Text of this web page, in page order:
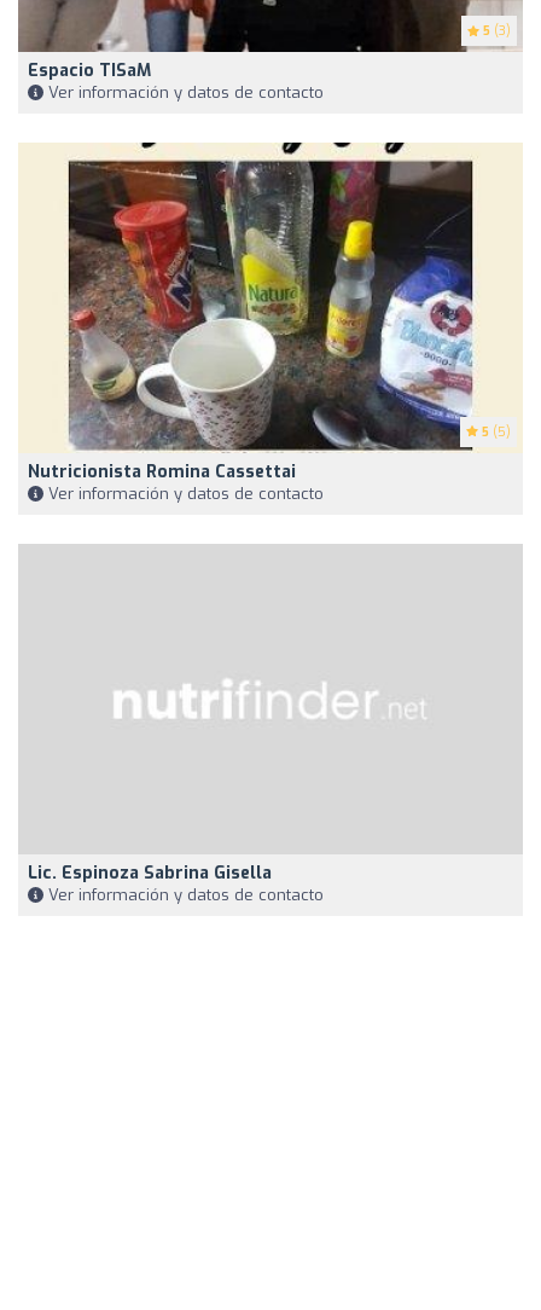
5 (3)
Espacio TISaM
Ver información y datos de contacto
5 (5)
Nutricionista Romina Cassettai
Ver información y datos de contacto
Lic. Espinoza Sabrina Gisella
Ver información y datos de contacto